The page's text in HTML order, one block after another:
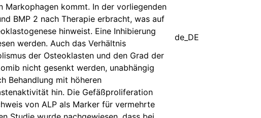
Markophagen kommt. In der vorliegenden
BMP 2 nach Therapie erbracht, was auf
hinweist. Eine Inhibierung
werden. Auch das Verhältnis
der Osteoklasten und den Grad der
nicht gesenkt werden, unabhängig
Behandlung mit höheren
hin. Die Gefäßproliferation
von ALP als Marker für vermehrte
de_DE